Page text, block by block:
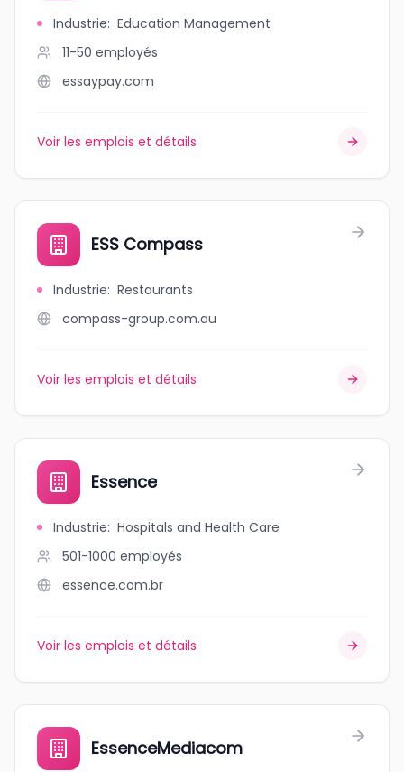
Industrie: Education Management
11-50 employés
essaypay.com
Voir les emplois et détails
ESS Compass
Industrie: Restaurants
compass-group.com.au
Voir les emplois et détails
Essence
Industrie: Hospitals and Health Care
501-1000 employés
essence.com.br
Voir les emplois et détails
EssenceMediacom